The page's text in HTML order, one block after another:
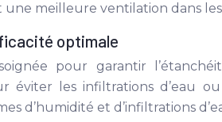
meilleure ventilation dans
optimale
pour garantir
éviter les infiltrations d’eau
d’humidité et d’infiltrations